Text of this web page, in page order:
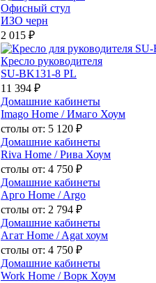
Офисный стул
ИЗО черн
2 015 ₽
Кресло руководителя
SU-BK131-8 PL
11 394 ₽
Домашние кабинеты
Imago Home / Имаго Хоум
столы от: 5 120 ₽
Домашние кабинеты
Riva Home / Рива Хоум
столы от: 4 750 ₽
Домашние кабинеты
Арго Home / Argo
столы от: 2 794 ₽
Домашние кабинеты
Агат Home / Agat хоум
столы от: 4 750 ₽
Домашние кабинеты
Work Home / Ворк Хоум